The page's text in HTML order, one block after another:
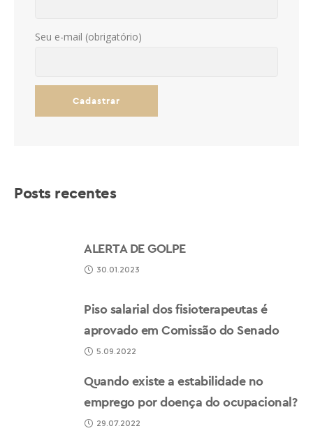
Seu e-mail (obrigatório)
Posts recentes
ALERTA DE GOLPE
30.01.2023
Piso salarial dos fisioterapeutas é
aprovado em Comissão do Senado
5.09.2022
Quando existe a estabilidade no
emprego por doença do ocupacional?
29.07.2022